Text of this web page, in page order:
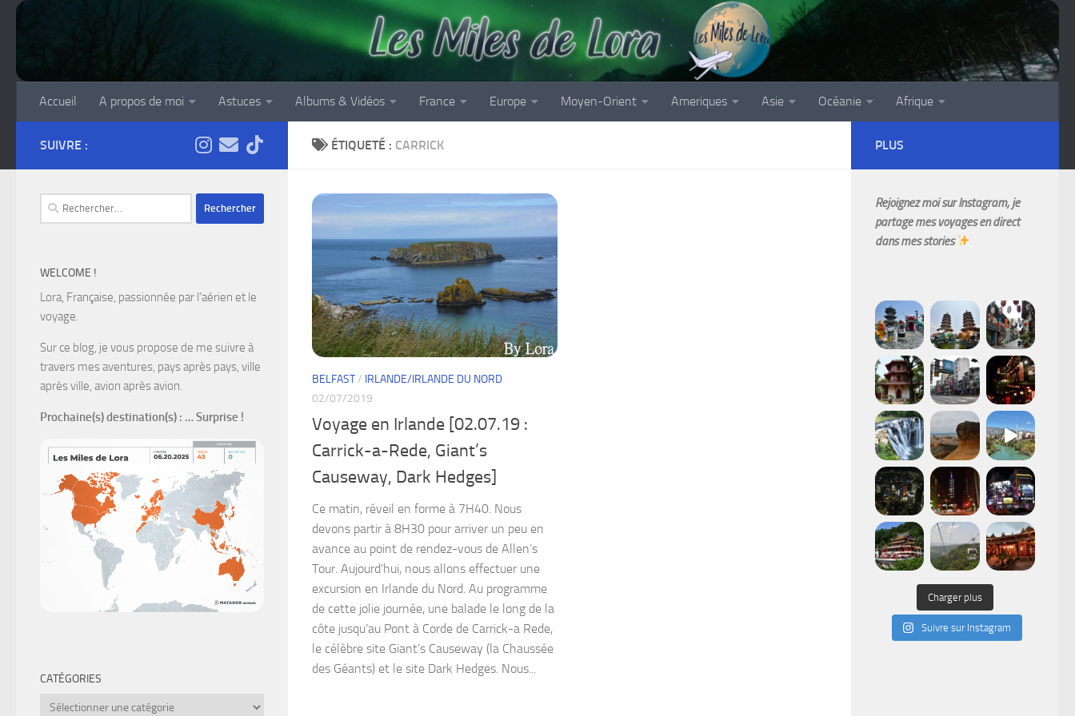
Accueil A propos de moi Astuces Albums & Vidéos France Europe Moyen-Orient Ameriques Asie Océanie Afrique
ÉTIQUETÉ : CARRICK
BELFAST/ IRLANDE/IRLANDE DU NORD
02/07/2019
Voyage en Irlande [02.07.19 :
Carrick-a-Rede, Giant’s
Causeway, Dark Hedges]
Ce matin, réveil en forme à 7H40. Nous
devons partir à 8H30 pour arriver un peu en
avance au point de rendez-vous de Allen’s
Tour. Aujourd’hui, nous allons effectuer une
excursion en Irlande du Nord. Au programme
de cette jolie journée, une balade le long de la
côte jusqu’au Pont à Corde de Carrick-a Rede,
le célèbre site Giant’s Causeway (la Chaussée
des Géants) et le site Dark Hedges. Nous...
SUIVRE :
Rechercher :
WELCOME !
Lora, Française, passionnée par l’aérien et le
voyage.
Sur ce blog, je vous propose de me suivre à
travers mes aventures, pays après pays, ville
après ville, avion après avion.
Prochaine(s) destination(s) : … Surprise !
CATÉGORIES
Catégories
PLUS
Rejoignez moi sur Instagram, je
partage mes voyages en direct
dans mes stories
Charger plus
Suivre sur Instagram